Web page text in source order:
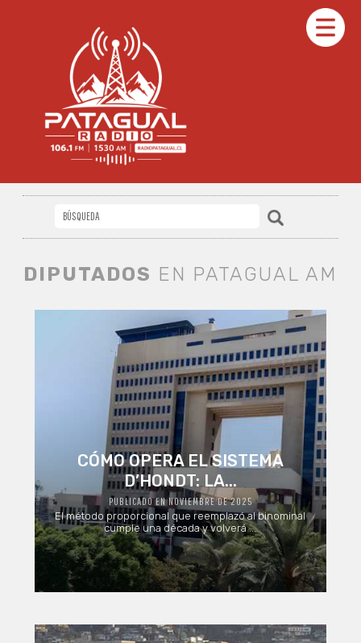
DIPUTADOS EN PATAGUAL AM
CÓMO OPERA EL SISTEMA
D’HONDT: LA...
PUBLICADO EN NOVIEMBRE DE 2025
El método proporcional que reemplazó al binominal
cumple una década y volverá ...